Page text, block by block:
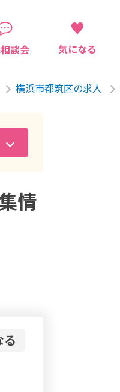
談会 気になる
横浜市都筑区の求人
情
る